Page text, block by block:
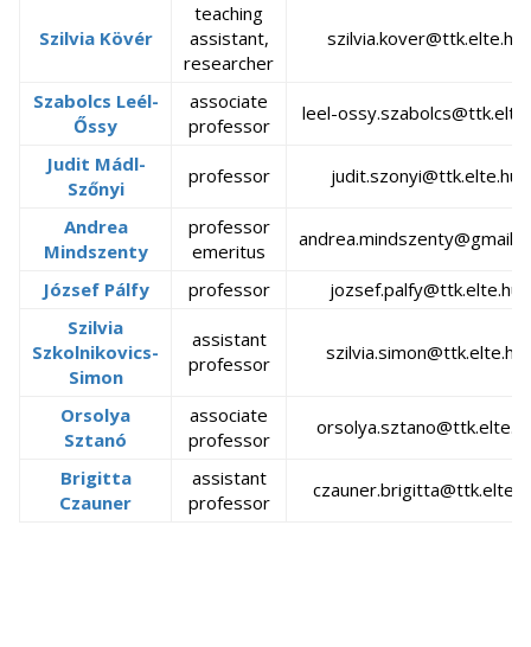
Szilvia Kövér
teaching
assistant,
researcher
szilvia.kover@ttk.elte.hu
Szabolcs Leél-
Őssy
associate
professor
leel-
Judit Mádl-
Szőnyi
professor judit.szonyi@ttk.elte.hu
Andrea
Mindszenty
professor
emeritus
József Pálfy professor
jozsef.palfy@ttk.elte.hu
Szilvia
Szkolnikovics-
Simon
assistant
professor
szilvia.simon@ttk.elte.hu
Orsolya
Sztanó
associate
professor
Brigitta
Czauner
assistant
professor